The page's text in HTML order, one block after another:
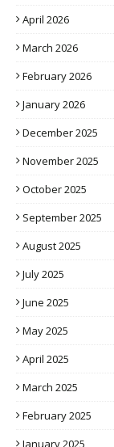
April 2026
March 2026
February 2026
January 2026
December 2025
November 2025
October 2025
September 2025
August 2025
July 2025
June 2025
May 2025
April 2025
March 2025
February 2025
January 2025